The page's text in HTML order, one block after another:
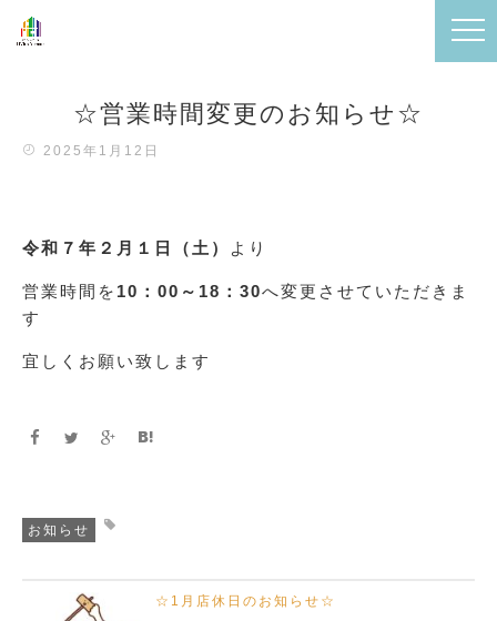
☆営業時間変更のお知らせ☆
2025年1月12日
令和７年２月１日（土） より
営業時間を 10：00～18：30へ変更させていただきま
す
宜しくお願い致します
お知らせ
☆1月店休日のお知らせ☆